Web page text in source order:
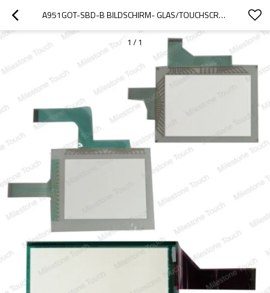
A951GOT-SBD-B BILDSCHIRM- GLAS/TOUCHSCREEN-GLAS A951GOT-SBD-B
1 / 1